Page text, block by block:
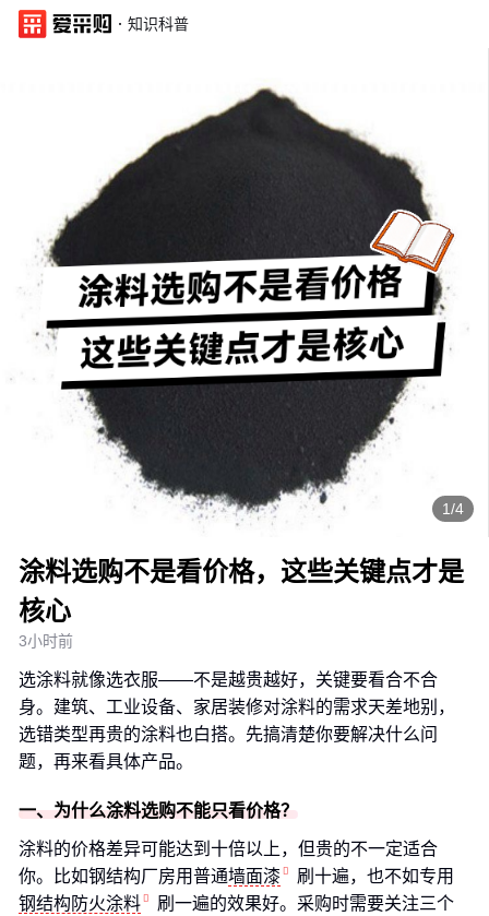
· 知识科普
1/4
涂料选购不是看价格，这些关键点才是
核心
3小时前
选涂料就像选衣服——不是越贵越好，关键要看合不合
身。建筑、工业设备、家居装修对涂料的需求天差地别，
选错类型再贵的涂料也白搭。先搞清楚你要解决什么问
题，再来看具体产品。
一、为什么涂料选购不能只看价格？
涂料的价格差异可能达到十倍以上，但贵的不一定适合
你。比如钢结构厂房用普通墙面漆
刷十遍，也不如专用
钢结构防火涂料
刷一遍的效果好。采购时需要关注三个